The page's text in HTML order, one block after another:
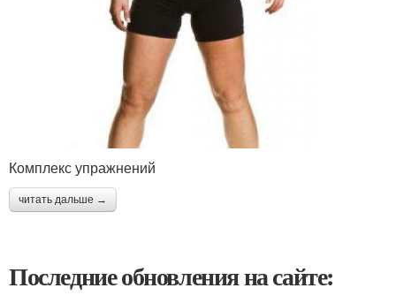
Комплекс упражнений
читать дальше →
Последние обновления на сайте: